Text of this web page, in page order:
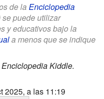
de la Enciclopedia
puede utilizar
y educativos bajo la
a menos que se indique
Enciclopedia Kiddle.
2025, a las 11:19